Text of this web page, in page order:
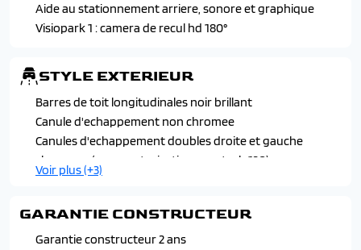
Projecteurs peugeot full led technology avec signature 3
griffes, avec commutation automatique des feux de
Verrouillage automatique de tous les ouvrants en
roulant
Aide au stationnement arriere, sonore et graphique
Visiopark 1 : camera de recul hd 180°
STYLE EXTERIEUR
Barres de toit longitudinales noir brillant
Canule d'echappement non chromee
Canules d'echappement doubles droite et gauche
chromees (avec motorisation puretech 130)
Coques de retroviseurs exterieurs avec repetiteurs
Passages de roues noir mat
Toit black diamond (indisponible avec noir perla nera)
Voir plus (+3)
GARANTIE CONSTRUCTEUR
Garantie constructeur 2 ans